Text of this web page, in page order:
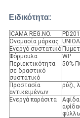
Ειδικότητα:
ICAMA REG.NO.
Ονομασία μάρκας
Ενεργό συστατικό
Φόρμουλα
WP
Περιεκτικότητα
σε δραστικό
συστατικό
50%
Προστασία
αντικειμένων
ρύζι,
Ενεργά παράσιτα